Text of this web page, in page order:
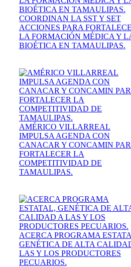
COORDINAN LA SST Y SET
ACCIONES PARA
LA FORMACIÓN MÉDICA Y
BIOÉTICA EN TAMAULIPAS.
AMÉRICO VILLARREAL
IMPULSA AGENDA CON
CANACAR Y CONCAMIN
FORTALECER LA
COMPETITIVIDAD DE
TAMAULIPAS.
ACERCA PROGRAMA
GENÉTICA DE ALTA
LAS Y LOS PRODUCTORES
PECUARIOS.